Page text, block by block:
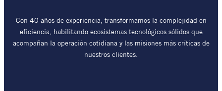
Con 40 años de experiencia, transformamos la complejidad en
eficiencia, habilitando ecosistemas tecnológicos sólidos que
acompañan la operación cotidiana y las misiones más críticas de
nuestros clientes.